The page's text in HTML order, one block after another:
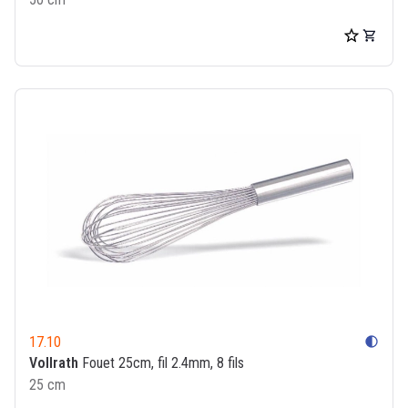
17.10 contrast
Vollrath Fouet 25cm, fil 2.4mm, 8 fils
25 cm